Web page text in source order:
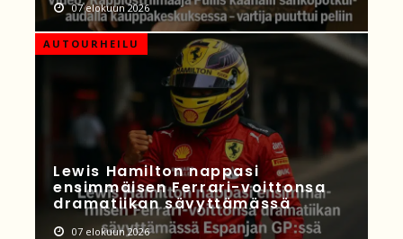
07 elokuun 2026
AUTOURHEILU
Lewis Hamilton nappasi
ensimmäisen Ferrari-voittonsa
dramatiikan sävyttämässä
07 elokuun 2026